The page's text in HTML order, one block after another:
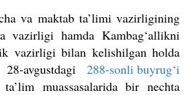
va maktab ta’limi vazirligining
vazirligi hamda Kambag‘allikni
vazirligi bilan kelishilgan holda
avgustdagi 288-sonli buyrug‘i
muassasalarida bir nechta